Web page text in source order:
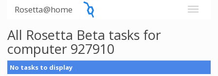
Rosetta@home
All Rosetta Beta tasks for
computer 927910
No tasks to display